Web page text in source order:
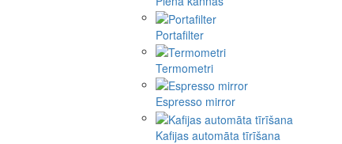
Portafilter
Termometri
Espresso mirror
Kafijas automāta tīrīšana